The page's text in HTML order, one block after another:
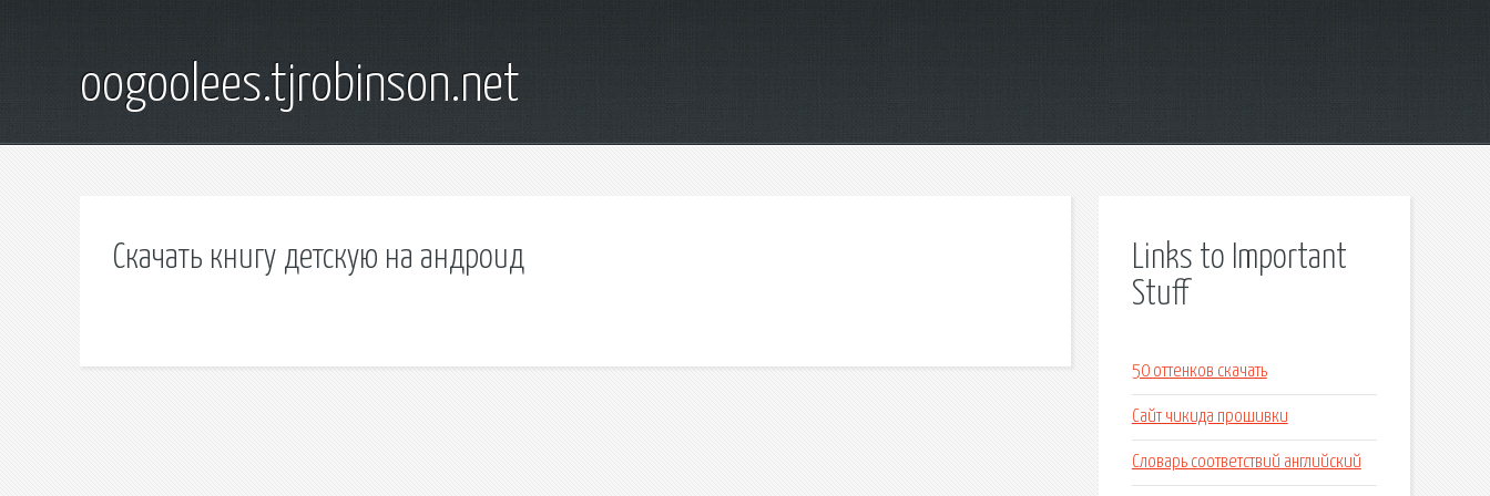
oogoolees.tjrobinson.net
Скачать книгу детскую на андроид
Links to Important
Stuff
50 оттенков скачать
Сайт чикида прошивки
Словарь соответствий английский